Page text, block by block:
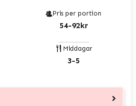
Pris per portion
54-92kr
Middagar
3-5